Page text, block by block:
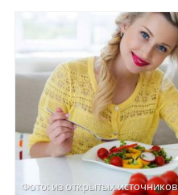
Фото: из открытых источников